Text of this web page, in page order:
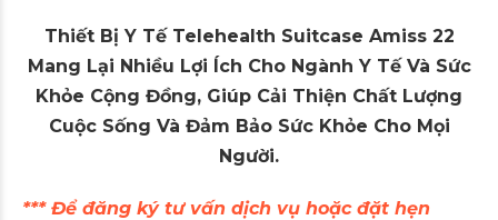
Thiết Bị Y Tế Telehealth Suitcase Amiss 22
Mang Lại Nhiều Lợi Ích Cho Ngành Y Tế Và Sức
Khỏe Cộng Đồng, Giúp Cải Thiện Chất Lượng
Cuộc Sống Và Đảm Bảo Sức Khỏe Cho Mọi
Người.
*** Để đăng ký tư vấn dịch vụ hoặc đặt hẹn